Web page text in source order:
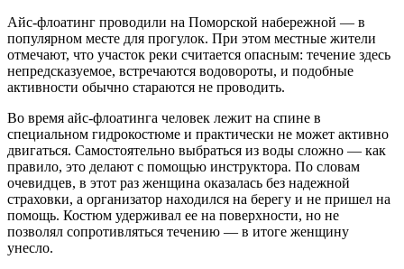
Айс-флоатинг проводили на Поморской набережной — в
популярном месте для прогулок. При этом местные жители
отмечают, что участок реки считается опасным: течение здесь
непредсказуемое, встречаются водовороты, и подобные
активности обычно стараются не проводить.
Во время айс-флоатинга человек лежит на спине в
специальном гидрокостюме и практически не может активно
двигаться. Самостоятельно выбраться из воды сложно — как
правило, это делают с помощью инструктора. По словам
очевидцев, в этот раз женщина оказалась без надежной
страховки, а организатор находился на берегу и не пришел на
помощь. Костюм удерживал ее на поверхности, но не
позволял сопротивляться течению — в итоге женщину
унесло.